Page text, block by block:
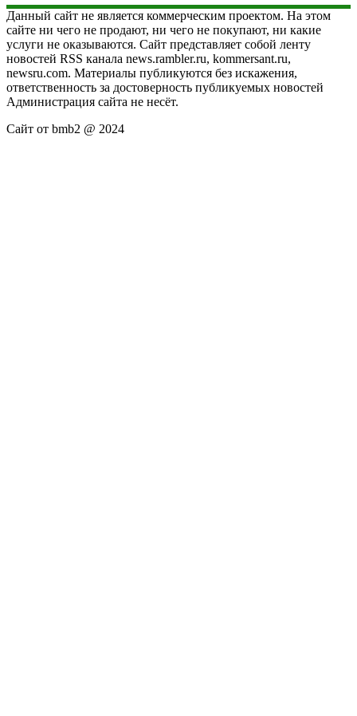
Данный сайт не является коммерческим проектом. На этом
сайте ни чего не продают, ни чего не покупают, ни какие
услуги не оказываются. Сайт представляет собой ленту
новостей RSS канала news.rambler.ru, kommersant.ru,
newsru.com. Материалы публикуются без искажения,
ответственность за достоверность публикуемых новостей
Администрация сайта не несёт.
Сайт от bmb2 @ 2024